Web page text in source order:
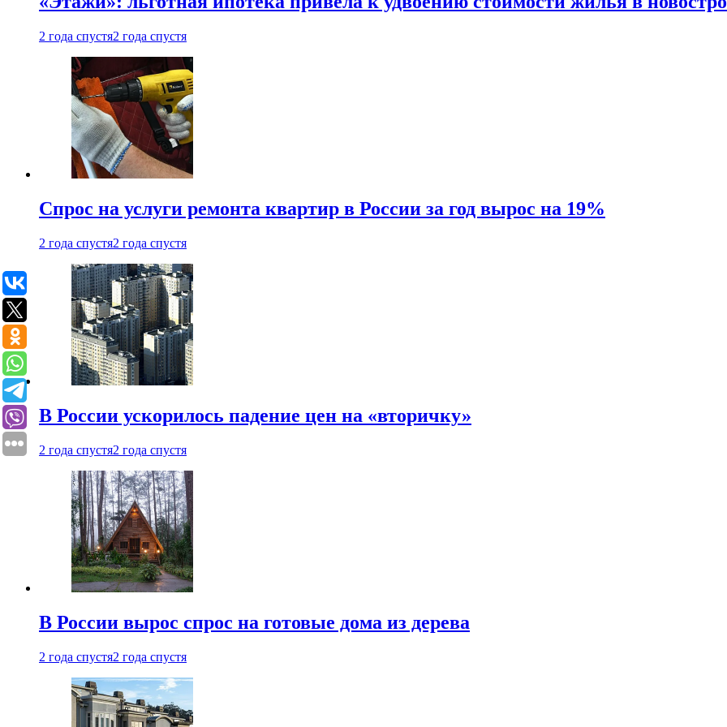
2 года спустя2 года спустя
Спрос на услуги ремонта квартир в России за год вырос на 19%
2 года спустя2 года спустя
В России ускорилось падение цен на «вторичку»
2 года спустя2 года спустя
В России вырос спрос на готовые дома из дерева
2 года спустя2 года спустя